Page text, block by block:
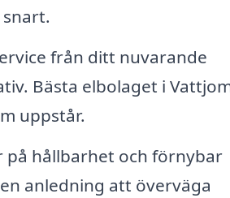
från ditt nuvarande
Bästa elbolaget i
uppstår.
hållbarhet och förnybar
anledning att överväga